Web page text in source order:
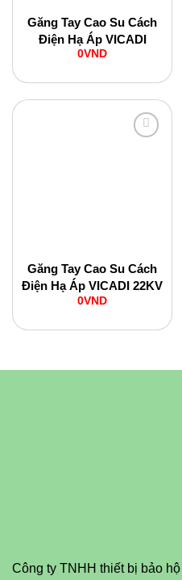
Găng Tay Cao Su Cách
Điện Hạ Áp VICADI
0VND
Găng Tay Cao Su Cách
Điện Hạ Áp VICADI 22KV
0VND
Công ty TNHH thiết bị bảo